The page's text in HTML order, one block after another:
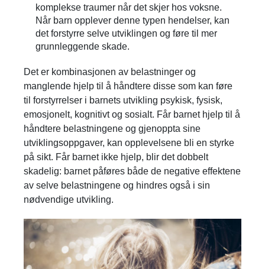
komplekse traumer når det skjer hos voksne.
Når barn opplever denne typen hendelser, kan
det forstyrre selve utviklingen og føre til mer
grunnleggende skade.
Det er kombinasjonen av belastninger og
manglende hjelp til å håndtere disse som kan føre
til forstyrrelser i barnets utvikling psykisk, fysisk,
emosjonelt, kognitivt og sosialt. Får barnet hjelp til å
håndtere belastningene og gjenoppta sine
utviklingsoppgaver, kan opplevelsene bli en styrke
på sikt. Får barnet ikke hjelp, blir det dobbelt
skadelig: barnet påføres både de negative effektene
av selve belastningene og hindres også i sin
nødvendige utvikling.